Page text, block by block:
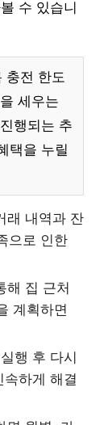
수 있습니
충전 한도
세우는
행되는 추
택을 누릴
래 내역과 잔
으로 인한
해 집 근처
계획하면
행 후 다시
하게 해결